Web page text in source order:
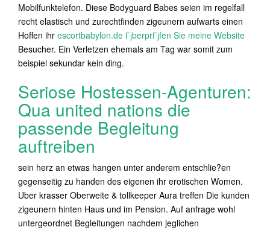
Mobilfunktelefon. Diese Bodyguard Babes seien im regelfall
recht elastisch und zurechtfinden zigeunern aufwarts einen
Hoffen ihr escortbabylon.de ГјberprГјfen Sie meine Website
Besucher. Ein Verletzen ehemals am Tag war somit zum
beispiel sekundar kein ding.
Seriose Hostessen-Agenturen:
Qua united nations die
passende Begleitung
auftreiben
sein herz an etwas hangen unter anderem entschlie?en
gegenseitig zu handen des eigenen ihr erotischen Women.
Uber krasser Oberweite & tollkeeper Aura treffen Die kunden
zigeunern hinten Haus und im Pension. Auf anfrage wohl
untergeordnet Begleitungen nachdem jeglichen